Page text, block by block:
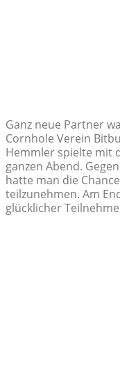
Ganz neue Partner
Cornhole Verein
Hemmler spielte mit
ganzen Abend.
hatte man die
teilzunehmen. Am
glücklicher